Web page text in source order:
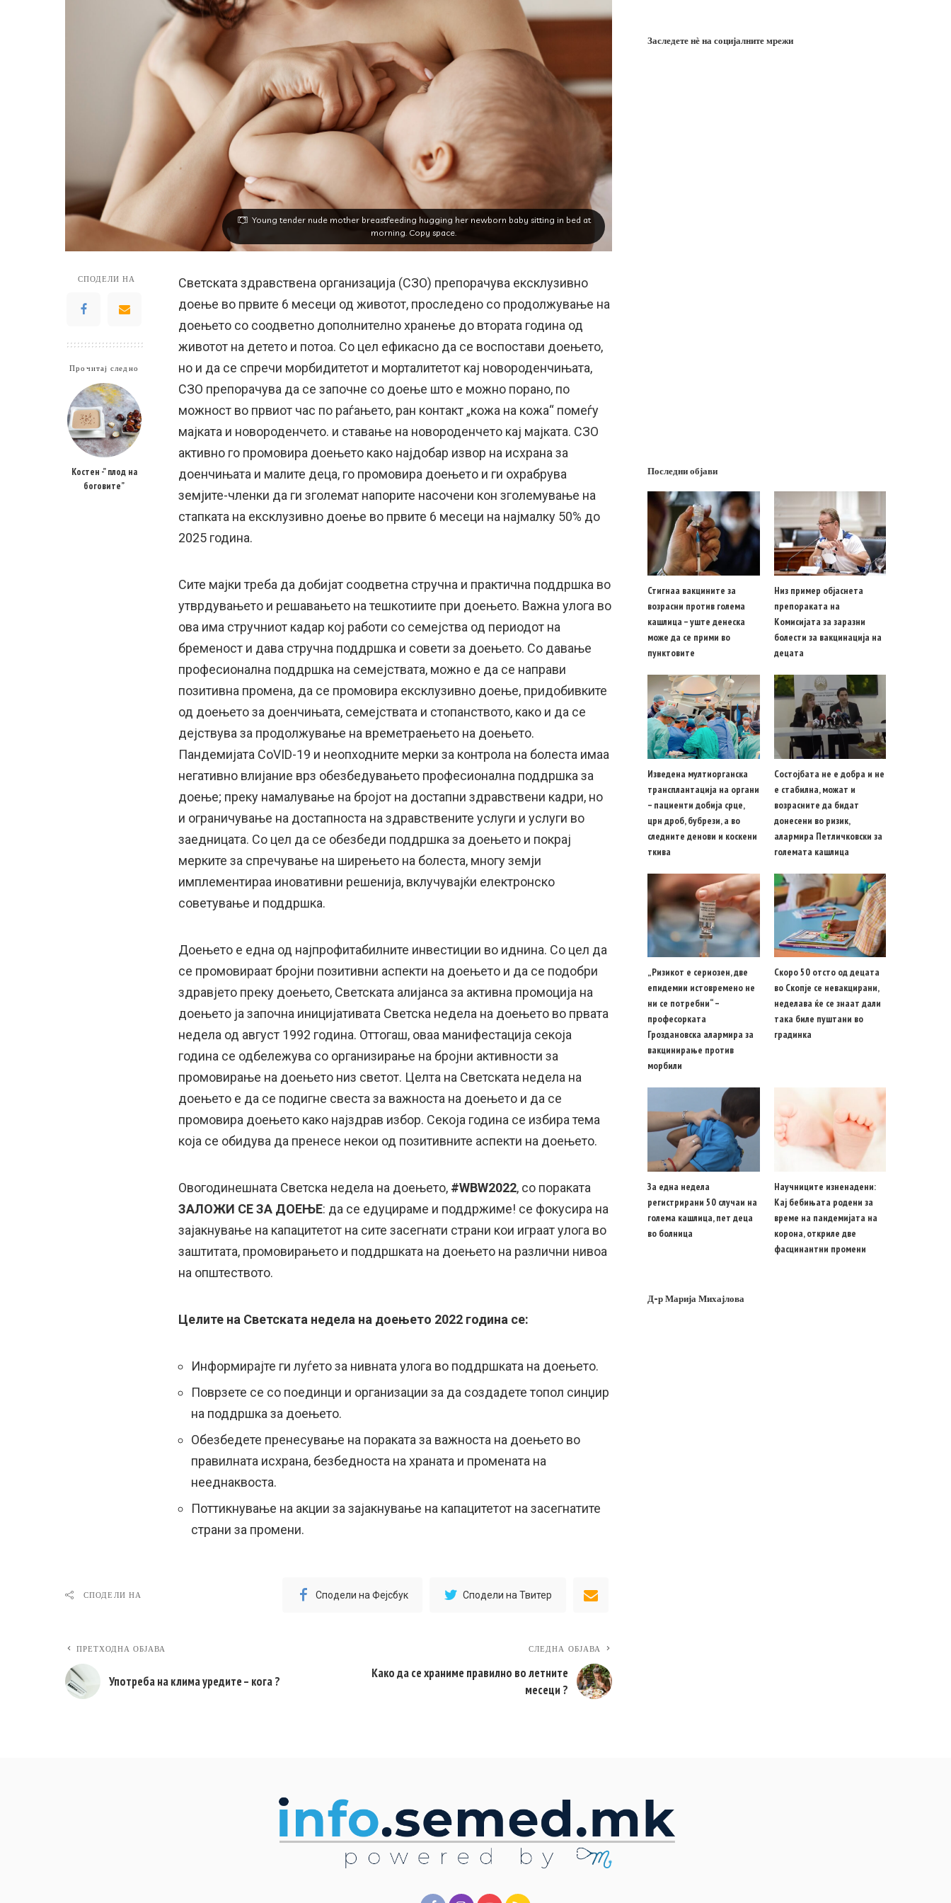
Young tender nude mother breastfeeding hugging her newborn baby sitting in bed at
morning. Copy space.
СПОДЕЛИ НА
Прочитај следно
Костен -” плод на
боговите”
Светската здравствена организација (СЗО) препорачува ексклузивно
доење во првите 6 месеци од животот, проследено со продолжување на
доењето со соодветно дополнително хранење до втората година од
животот на детето и потоа. Со цел ефикасно да се воспостави доењето,
но и да се спречи морбидитетот и морталитетот кај новороденчињата,
СЗО препорачува да се започне со доење што е можно порано, по
можност во првиот час по раѓањето, ран контакт „кожа на кожа“ помеѓу
мајката и новороденчето. и ставање на новороденчето кај мајката. СЗО
активно го промовира доењето како најдобар извор на исхрана за
доенчињата и малите деца, го промовира доењето и ги охрабрува
земјите-членки да ги зголемат напорите насочени кон зголемување на
стапката на ексклузивно доење во првите 6 месеци на најмалку 50% до
2025 година.
Сите мајки треба да добијат соодветна стручна и практична поддршка во
утврдувањето и решавањето на тешкотиите при доењето. Важна улога во
ова има стручниот кадар кој работи со семејства од периодот на
бременост и дава стручна поддршка и совети за доењето. Со давање
професионална поддршка на семејствата, можно е да се направи
позитивна промена, да се промовира ексклузивно доење, придобивките
од доењето за доенчињата, семејствата и стопанството, како и да се
дејствува за продолжување на времетраењето на доењето.
Пандемијата CoVID-19 и неопходните мерки за контрола на болеста имаа
негативно влијание врз обезбедувањето професионална поддршка за
доење; преку намалување на бројот на достапни здравствени кадри, но
и ограничување на достапноста на здравствените услуги и услуги во
заедницата. Со цел да се обезбеди поддршка за доењето и покрај
мерките за спречување на ширењето на болеста, многу земји
имплементираа иновативни решенија, вклучувајќи електронско
советување и поддршка.
Доењето е една од најпрофитабилните инвестиции во иднина. Со цел да
се промовираат бројни позитивни аспекти на доењето и да се подобри
здравјето преку доењето, Светската алијанса за активна промоција на
доењето ја започна иницијативата Светска недела на доењето во првата
недела од август 1992 година. Оттогаш, оваа манифестација секоја
година се одбележува со организирање на бројни активности за
промовирање на доењето низ светот. Целта на Светската недела на
доењето е да се подигне свеста за важноста на доењето и да се
промовира доењето како најздрав избор. Секоја година се избира тема
која се обидува да пренесе некои од позитивните аспекти на доењето.
Овогодинешната Светска недела на доењето, #WBW2022, со пораката
ЗАЛОЖИ СЕ ЗА ДОЕЊЕ: да се едуцираме и поддржиме! се фокусира на
зајакнување на капацитетот на сите засегнати страни кои играат улога во
заштитата, промовирањето и поддршката на доењето на различни нивоа
на општеството.
Целите на Светската недела на доењето 2022 година се:
Информирајте ги луѓето за нивната улога во поддршката на доењето.
Поврзете се со поединци и организации за да создадете топол синџир
на поддршка за доењето.
Обезбедете пренесување на пораката за важноста на доењето во
правилната исхрана, безбедноста на храната и промената на
нееднаквоста.
Поттикнување на акции за зајакнување на капацитетот на засегнатите
страни за промени.
СПОДЕЛИ НА Сподели на Фејсбук Сподели на Твитер
ПРЕТХОДНА ОБЈАВА
Употреба на клима уредите – кога ?
СЛЕДНА ОБЈАВА
Како да се храниме правилно во летните
месеци ?
Заследете нѐ на социјалните мрежи
Последни објави
Стигнаа вакцините за
возрасни против голема
кашлица – уште денеска
може да се прими во
пунктовите
Низ пример објаснета
препораката на
Комисијата за заразни
болести за вакцинација на
децата
Изведена мултиорганска
трансплантација на органи
– пациенти добија срце,
црн дроб, бубрези, а во
следните денови и коскени
ткива
Состојбата не е добра и не
е стабилна, можат и
возрасните да бидат
донесени во ризик,
алармира Петличковски за
големата кашлица
„Ризикот е сериозен, две
епидемии истовремено не
ни се потребни“ –
професорката
Гроздановска алармира за
вакцинирање против
морбили
Скоро 50 отсто од децата
во Скопје се невакцирани,
неделава ќе се знаат дали
така биле пуштани во
градинка
За една недела
регистрирани 50 случаи на
голема кашлица, пет деца
во болница
Научниците изненадени:
Кај бебињата родени за
време на пандемијата на
корона, откриле две
фасцинантни промени
Д-р Марија Михајлова